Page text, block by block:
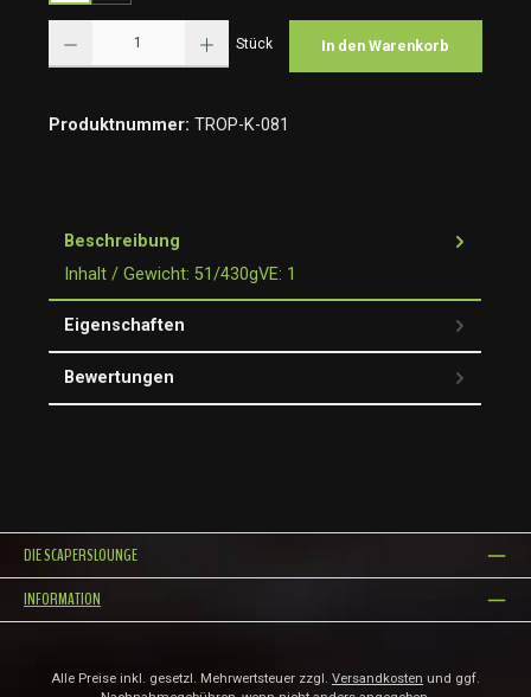
Stück In den Warenkorb
Produktnummer: TROP-K-081
Beschreibung
Inhalt / Gewicht: 51/430gVE: 1
Eigenschaften
Bewertungen
DIE SCAPERSLOUNGE
INFORMATION
Alle Preise inkl. gesetzl. Mehrwertsteuer zzgl. Versandkosten und ggf.